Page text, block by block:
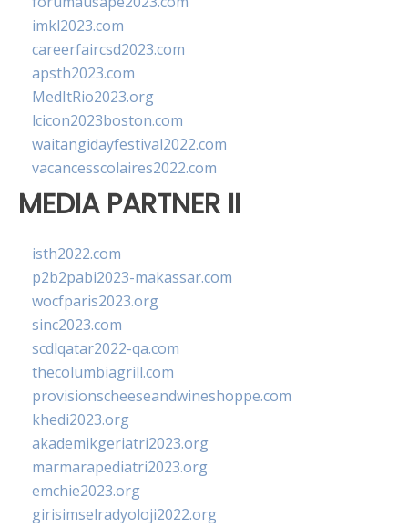
imkl2023.com
careerfaircsd2023.com
apsth2023.com
MedItRio2023.org
lcicon2023boston.com
waitangidayfestival2022.com
vacancesscolaires2022.com
MEDIA PARTNER II
isth2022.com
p2b2pabi2023-makassar.com
wocfparis2023.org
sinc2023.com
scdlqatar2022-qa.com
thecolumbiagrill.com
provisionscheeseandwineshoppe.com
khedi2023.org
akademikgeriatri2023.org
marmarapediatri2023.org
emchie2023.org
girisimselradyoloji2022.org